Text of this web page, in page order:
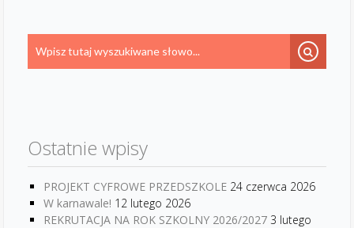
Ostatnie wpisy
PROJEKT CYFROWE PRZEDSZKOLE 24 czerwca 2026
W karnawale! 12 lutego 2026
REKRUTACJA NA ROK SZKOLNY 2026/2027 3 lutego